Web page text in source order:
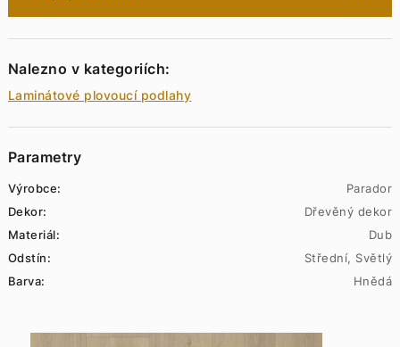
Nalezno v kategoriích:
Laminátové plovoucí podlahy
Parametry
Výrobce:
Parador
Dekor:
Dřevěný dekor
Materiál:
Dub
Odstín:
Střední, Světlý
Barva:
Hnědá